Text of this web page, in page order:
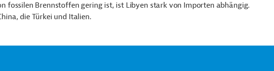
fossilen Brennstoffen gering ist, ist Libyen stark von Importen abhängig.
die Türkei und Italien.